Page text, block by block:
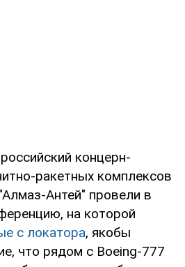
концерн-
ракетных комплексов
Антей" провели в
на которой
с локатора, якобы
что рядом с Boeing-777